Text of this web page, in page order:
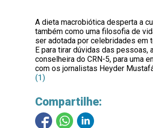
A dieta macrobiótica desperta a
também como uma filosofia de
ser adotada por celebridades em
E para tirar dúvidas das pessoas,
conselheira do CRN-5, para uma
com os jornalistas Heyder
(1)
Compartilhe: